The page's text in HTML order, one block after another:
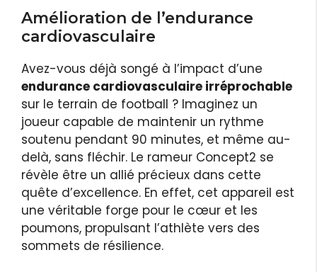
Amélioration de l’endurance
cardiovasculaire
Avez-vous déjà songé à l’impact d’une
endurance cardiovasculaire irréprochable
sur le terrain de football ? Imaginez un
joueur capable de maintenir un rythme
soutenu pendant 90 minutes, et même au-
delà, sans fléchir. Le rameur Concept2 se
révèle être un allié précieux dans cette
quête d’excellence. En effet, cet appareil est
une véritable forge pour le cœur et les
poumons, propulsant l’athlète vers des
sommets de résilience.